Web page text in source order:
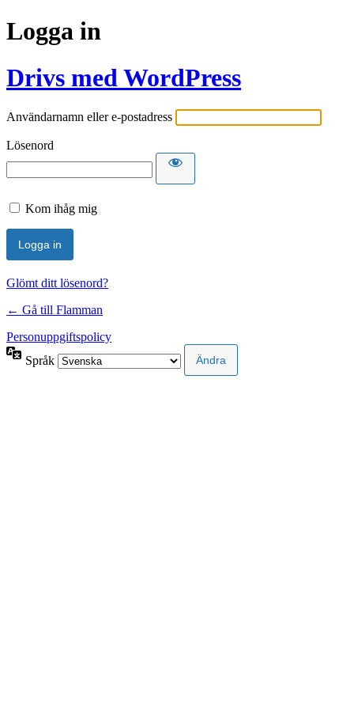
Logga in
Drivs med WordPress
Användarnamn eller e-postadress
Lösenord
Kom ihåg mig
Glömt ditt lösenord?
← Gå till Flamman
Personuppgiftspolicy
Språk